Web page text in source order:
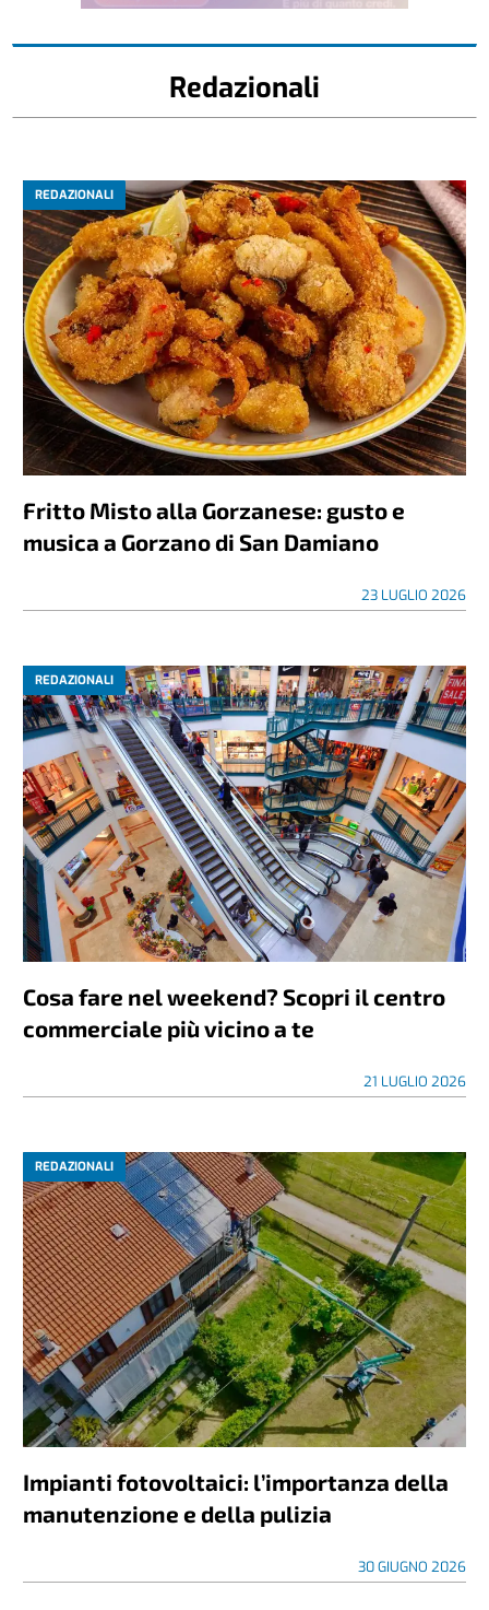
Redazionali
REDAZIONALI
Fritto Misto alla Gorzanese: gusto e
musica a Gorzano di San Damiano
23 LUGLIO 2026
REDAZIONALI
Cosa fare nel weekend? Scopri il centro
commerciale più vicino a te
21 LUGLIO 2026
REDAZIONALI
Impianti fotovoltaici: l’importanza della
manutenzione e della pulizia
30 GIUGNO 2026